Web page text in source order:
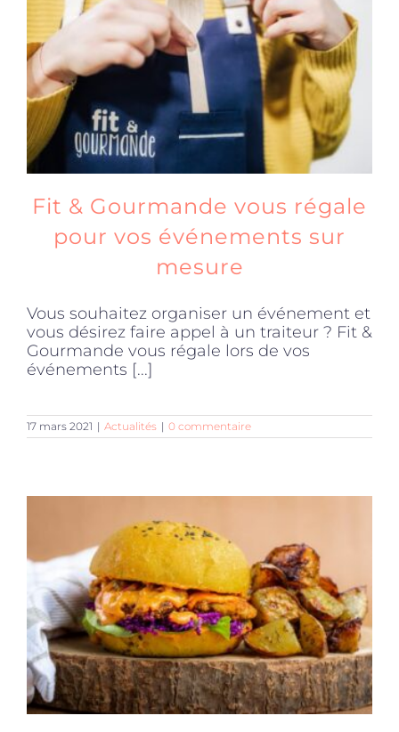
Produits sains
Click and collect
Traiteur
Cours
Offres
Fit & Gourmande vous régale
pour vos événements sur
mesure
Vous souhaitez organiser un événement et
vous désirez faire appel à un traiteur ? Fit &
Gourmande vous régale lors de vos
événements [...]
17 mars 2021 | Actualités | 0 commentaire